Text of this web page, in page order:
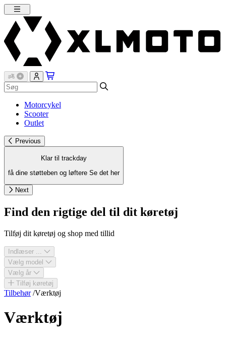
Motorcykel
Scooter
Outlet
Previous
Klar til trackday
få dine støtteben og løftere Se det her
Next
Find den rigtige del til dit køretøj
Tilføj dit køretøj og shop med tillid
Indlæser ...
Vælg model
Vælg år
Tilføj køretøj
Tilbehør /Værktøj
Værktøj